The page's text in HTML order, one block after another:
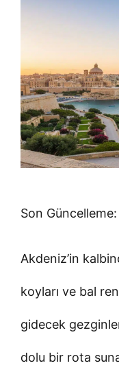
Son
Akdeniz’in
koyları ve bal
gidecek
dolu bir rota